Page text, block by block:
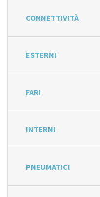
CONNETTIVITÀ
ESTERNI
FARI
INTERNI
PNEUMATICI